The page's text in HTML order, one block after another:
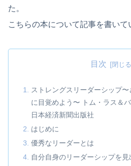
た。
こちらの本について記事を書いて
目次
ストレングスリーダーシップ
に目覚めよう〜 トム・ラス＆
日本経済新聞出版社
はじめに
優秀なリーダーとは
自分自身のリーダーシップを見